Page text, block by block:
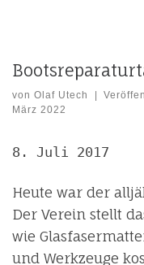
von Olaf Utech
März 2022
8. Juli 2017
Heute war der
Der Verein stellt
wie
und Werkzeuge